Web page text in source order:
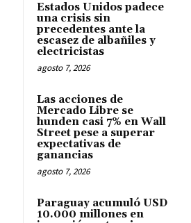
Estados Unidos padece
una crisis sin
precedentes ante la
escasez de albañiles y
electricistas
agosto 7, 2026
Las acciones de
Mercado Libre se
hunden casi 7% en Wall
Street pese a superar
expectativas de
ganancias
agosto 7, 2026
Paraguay acumuló USD
10.000 millones en